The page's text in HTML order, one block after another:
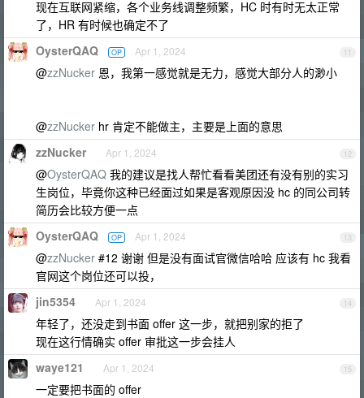
现在互联网紧缩，各个业务线调整频繁，HC 时有时无太正常
了，HR 有时候也确定不了
11
OysterQAQ OP Apr 1, 2024
@zzNucker 恩，我第一感觉就是无力，感觉大部分人的渺小
@zzNucker hr 肯定不能做主，主要是上面的意思
12
zzNucker Apr 1, 2024
@OysterQAQ 我的建议是找人帮忙看看美团还有没有别的实习
生岗位，毕竟你这种已经面过如果是客观原因没 hc 的同公司转
简历会比较方便一点
13
OysterQAQ OP Apr 1, 2024
@zzNucker #12 谢谢 但是没有面试官微信哈哈 应该有 hc 我看
官网这个岗位还可以投，
14
jin5354 Apr 1, 2024
年轻了，还没走到书面 offer 这一步，就把别家的拒了
现在这行情确实 offer 审批这一步会挂人
15
waye121 Apr 1, 2024
一定要把书面的 offer